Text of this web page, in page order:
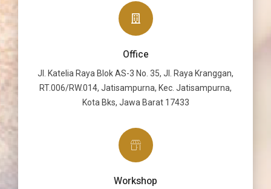
Office
Jl. Katelia Raya Blok AS-3 No. 35, Jl. Raya Kranggan,
RT.006/RW.014, Jatisampurna, Kec. Jatisampurna,
Kota Bks, Jawa Barat 17433
Workshop